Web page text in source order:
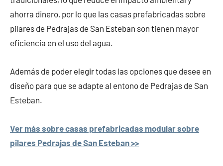
ahorra dinero, por lo que las casas prefabricadas sobre
pilares de Pedrajas de San Esteban son tienen mayor
eficiencia en el uso del agua.
Además de poder elegir todas las opciones que desee en
diseño para que se adapte al entono de Pedrajas de San
Esteban.
Ver más sobre casas prefabricadas modular sobre
pilares Pedrajas de San Esteban >>